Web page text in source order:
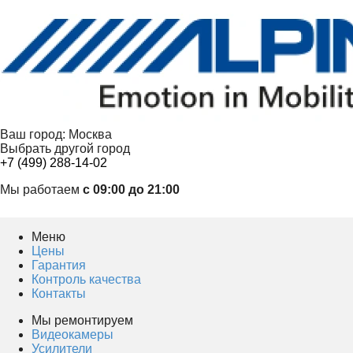
Ваш город: Москва
Выбрать другой город
+7 (499) 288-14-02
Мы работаем с 09:00 до 21:00
Меню
Цены
Гарантия
Контроль качества
Контакты
Мы ремонтируем
Видеокамеры
Усилители